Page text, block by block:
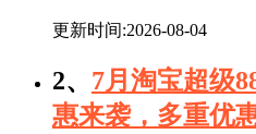
更新时间:2026-08-04
2、 7月淘宝超级
惠来袭，多重优